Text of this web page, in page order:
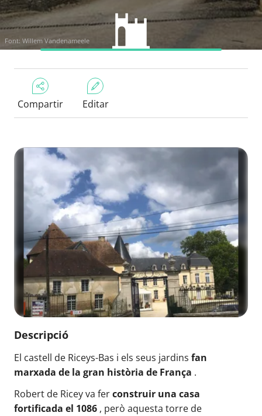
Font: Willem Vandenameele
Compartir Editar
Descripció
El castell de Riceys-Bas i els seus jardins fan
marxada de la gran història de França .
Robert de Ricey va ferconstruir una casa
fortificada el 1086 , però aquesta torre de